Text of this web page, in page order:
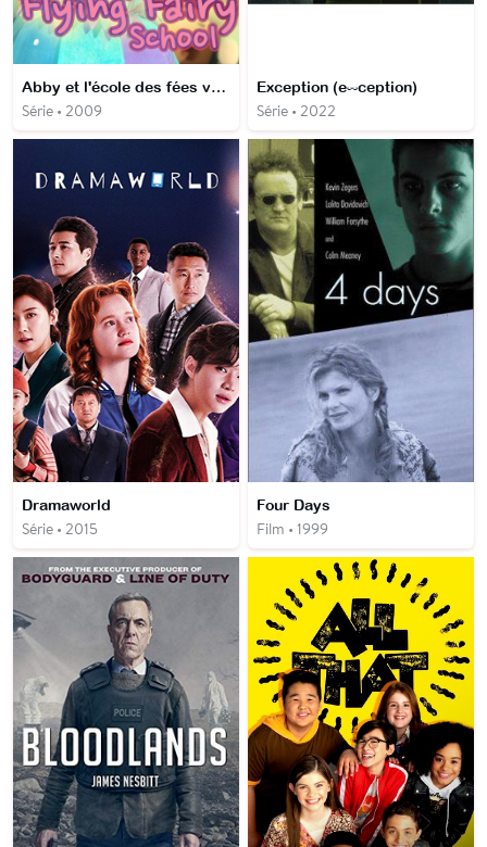
Abby et l'école des fées volantes
Série • 2009
Exception (e∞ception)
Série • 2022
Dramaworld
Série • 2015
Four Days
Film • 1999